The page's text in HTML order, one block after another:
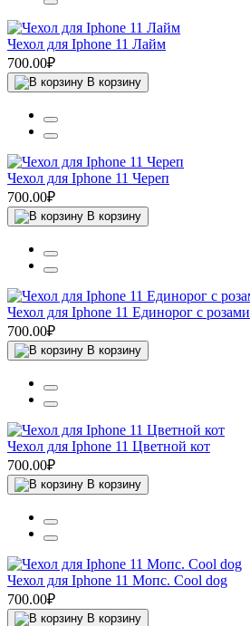
Чехол для Iphone 11 Лайм
700.00₽
В корзину
Чехол для Iphone 11 Череп
700.00₽
В корзину
Чехол для Iphone 11 Единорог с розами
700.00₽
В корзину
Чехол для Iphone 11 Цветной кот
700.00₽
В корзину
Чехол для Iphone 11 Мопс. Cool dog
700.00₽
В корзину